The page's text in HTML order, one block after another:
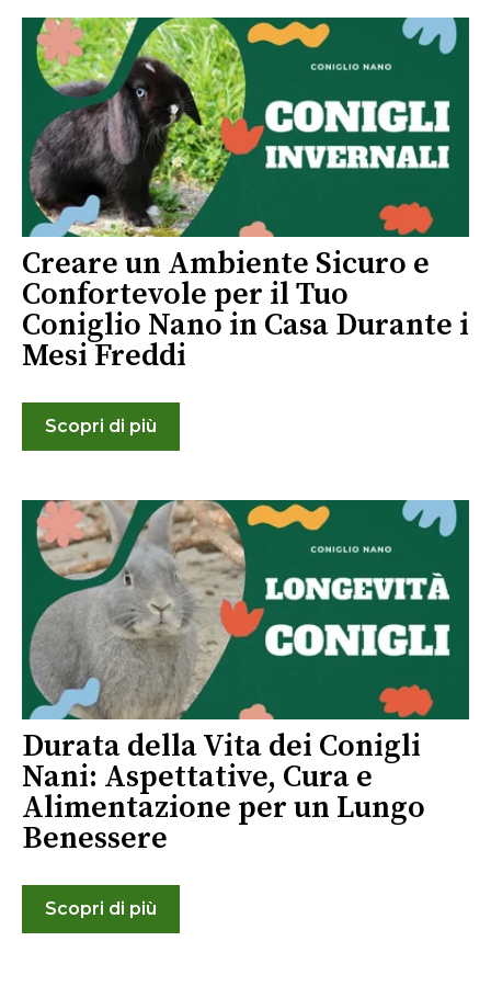
Creare un Ambiente Sicuro e
Confortevole per il Tuo
Coniglio Nano in Casa Durante i
Mesi Freddi
Scopri di più
Durata della Vita dei Conigli
Nani: Aspettative, Cura e
Alimentazione per un Lungo
Benessere
Scopri di più